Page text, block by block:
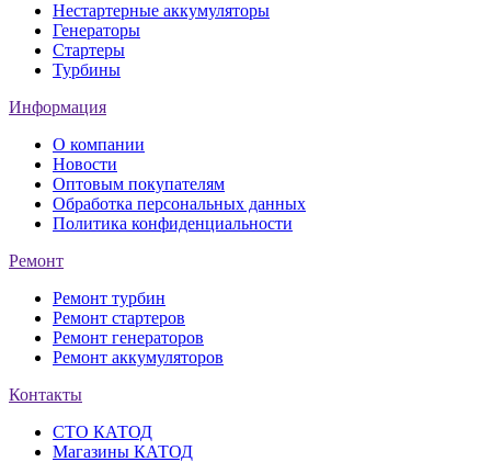
Нестартерные аккумуляторы
Генераторы
Стартеры
Турбины
Информация
О компании
Новости
Оптовым покупателям
Обработка персональных данных
Политика конфиденциальности
Ремонт
Ремонт турбин
Ремонт стартеров
Ремонт генераторов
Ремонт аккумуляторов
Контакты
СТО КАТОД
Магазины КАТОД